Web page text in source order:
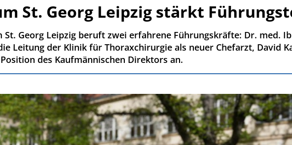
St. Georg Leipzig stärkt
St. Georg Leipzig beruft zwei erfahrene Führungskräfte: Dr. med.
Leitung der Klinik für Thoraxchirurgie als neuer Chefarzt, David
des Kaufmännischen Direktors an.